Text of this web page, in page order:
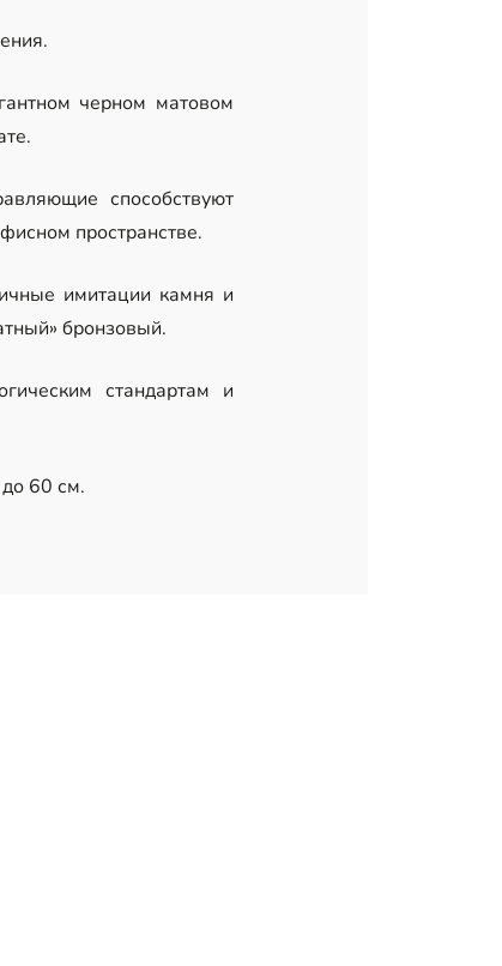
черном матовом
способствуют
пространстве.
имитации камня и
бронзовый.
стандартам и
60 см.